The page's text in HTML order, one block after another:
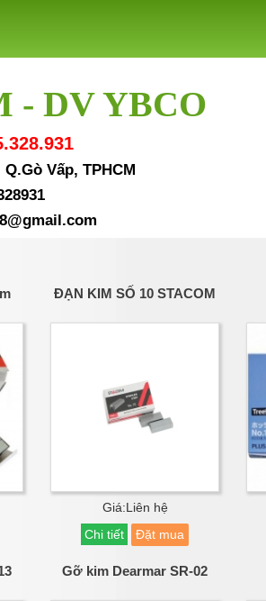
- DV YBCO
Vấp, TPHCM
ĐẠN KIM SỐ 10 STACOM
Giá:Liên hệ
Chi tiết
Đặt mua
Gỡ kim Dearmar SR-02